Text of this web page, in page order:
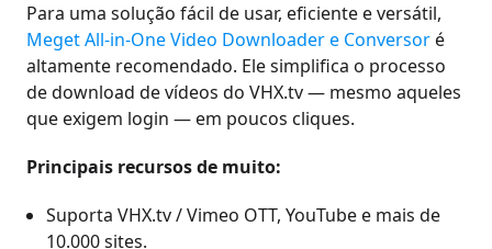
Para uma solução fácil de usar, eficiente e versátil,
Meget All-in-One Video Downloader e Conversor é
altamente recomendado. Ele simplifica o processo
de download de vídeos do VHX.tv — mesmo aqueles
que exigem login — em poucos cliques.
Principais recursos de muito:
Suporta VHX.tv / Vimeo OTT, YouTube e mais de
10.000 sites.